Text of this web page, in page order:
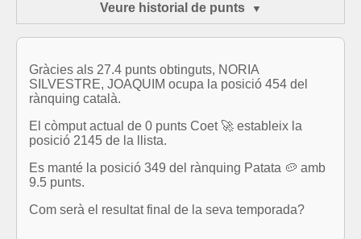
Veure historial de punts
Gràcies als 27.4 punts obtinguts, NORIA
SILVESTRE, JOAQUIM ocupa la posició 454 del
rànquing català.
El còmput actual de 0 punts Coet 🚀 estableix la
posició 2145 de la llista.
Es manté la posició 349 del rànquing Patata 🥔 amb
9.5 punts.
Com serà el resultat final de la seva temporada?